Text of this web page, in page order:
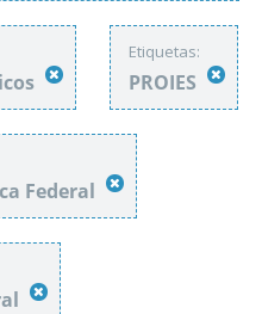
Etiquetas:
PROIES
Federal